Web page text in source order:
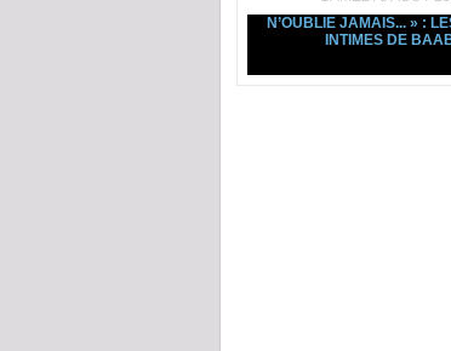
N’OUBLIE JAMAIS... » :
INTIMES DE